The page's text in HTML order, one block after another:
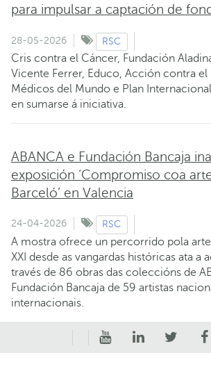
para impulsar a captación de
28-05-2026 RSC
Cris contra el Cáncer, Fundación
Vicente Ferrer, Educo, Acción contra el
Médicos del Mundo e Plan
en sumarse á iniciativa.
ABANCA e Fundación Bancaja
exposición ‘Compromiso coa
Barceló’ en Valencia
24-04-2026 RSC
A mostra ofrece un percorrido pola
XXI desde as vangardas históricas ata a
través de 86 obras das coleccións de
Fundación Bancaja de 59 artistas
internacionais.